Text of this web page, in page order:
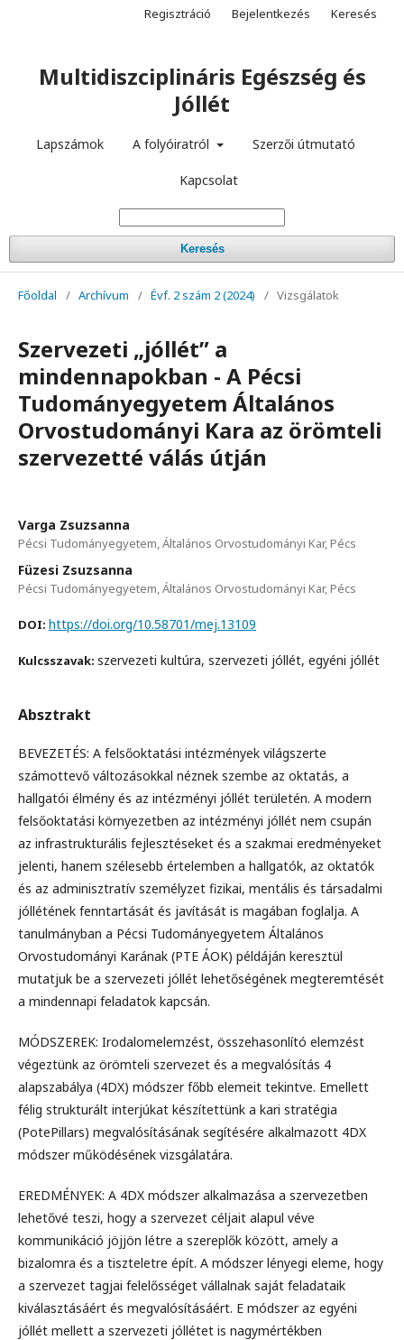
Multidiszciplináris Egészség és
Jóllét
Lapszámok A folyóiratról Szerzői útmutató
Kapcsolat
Keresés
Regisztráció Bejelentkezés Keresés
Főoldal / Archívum / Évf. 2 szám 2 (2024) / Vizsgálatok
Szervezeti „jóllét” a
mindennapokban - A Pécsi
Tudományegyetem Általános
Orvostudományi Kara az örömteli
szervezetté válás útján
Varga Zsuzsanna
Pécsi Tudományegyetem, Általános Orvostudományi Kar, Pécs
Füzesi Zsuzsanna
Pécsi Tudományegyetem, Általános Orvostudományi Kar, Pécs
DOI: https://doi.org/10.58701/mej.13109
Kulcsszavak: szervezeti kultúra, szervezeti jóllét, egyéni jóllét
Absztrakt
BEVEZETÉS: A felsőoktatási intézmények világszerte
számottevő változásokkal néznek szembe az oktatás, a
hallgatói élmény és az intézményi jóllét területén. A modern
felsőoktatási környezetben az intézményi jóllét nem csupán
az infrastrukturális fejlesztéseket és a szakmai eredményeket
jelenti, hanem szélesebb értelemben a hallgatók, az oktatók
és az adminisztratív személyzet fizikai, mentális és társadalmi
jóllétének fenntartását és javítását is magában foglalja. A
tanulmányban a Pécsi Tudományegyetem Általános
Orvostudományi Karának (PTE ÁOK) példáján keresztül
mutatjuk be a szervezeti jóllét lehetőségének megteremtését
a mindennapi feladatok kapcsán.
MÓDSZEREK: Irodalomelemzést, összehasonlító elemzést
végeztünk az örömteli szervezet és a megvalósítás 4
alapszabálya (4DX) módszer főbb elemeit tekintve. Emellett
félig strukturált interjúkat készítettünk a kari stratégia
(PotePillars) megvalósításának segítésére alkalmazott 4DX
módszer működésének vizsgálatára.
EREDMÉNYEK: A 4DX módszer alkalmazása a szervezetben
lehetővé teszi, hogy a szervezet céljait alapul véve
kommunikáció jöjjön létre a szereplők között, amely a
bizalomra és a tiszteletre épít. A módszer lényegi eleme, hogy
a szervezet tagjai felelősséget vállalnak saját feladataik
kiválasztásáért és megvalósításáért. E módszer az egyéni
jóllét mellett a szervezeti jóllétet is nagymértékben